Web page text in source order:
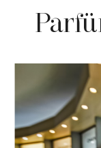
Über